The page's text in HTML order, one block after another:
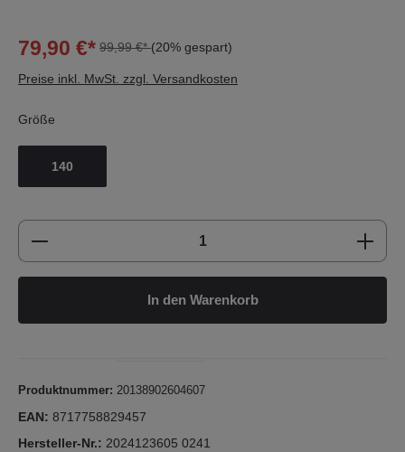
79,90 €* 99,99 €*(20% gespart)
Preise inkl. MwSt. zzgl. Versandkosten
Größe
140
Produkt Anzahl: Gib den gewünschten
In den Warenkorb
Produktnummer: 20138902604607
EAN: 8717758829457
Hersteller-Nr.: 2024123605 0241